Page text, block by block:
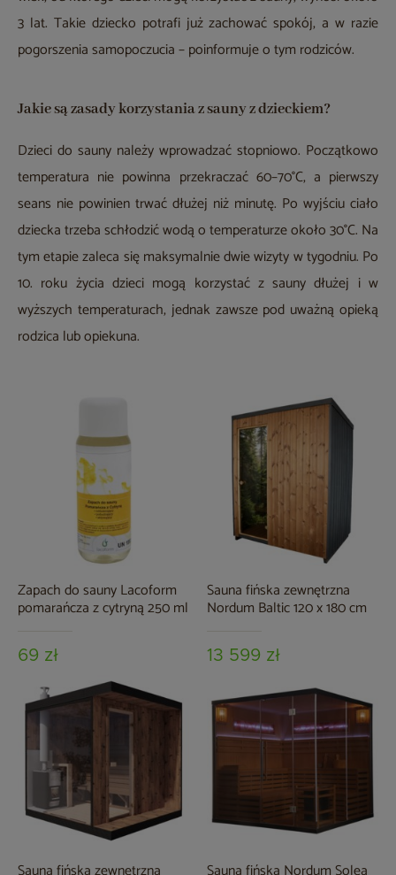
3 lat. Takie dziecko potrafi już zachować spokój, a w razie
pogorszenia samopoczucia – poinformuje o tym rodziców.
Jakie są zasady korzystania z sauny z dzieckiem?
Dzieci do sauny należy wprowadzać stopniowo. Początkowo
temperatura nie powinna przekraczać 60–70°C, a pierwszy
seans nie powinien trwać dłużej niż minutę. Po wyjściu ciało
dziecka trzeba schłodzić wodą o temperaturze około 30°C. Na
tym etapie zaleca się maksymalnie dwie wizyty w tygodniu. Po
10. roku życia dzieci mogą korzystać z sauny dłużej i w
wyższych temperaturach, jednak zawsze pod uważną opieką
rodzica lub opiekuna.
Zapach do sauny Lacoform
pomarańcza z cytryną 250 ml
69 zł
Sauna fińska zewnętrzna
Nordum Baltic 120 x 180 cm
13 599 zł